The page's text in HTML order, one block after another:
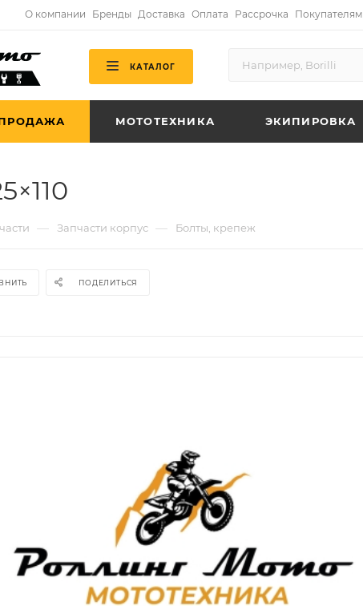
О компании Бренды Доставка Оплата Рассрочка Покупателям
КАТАЛОГ
МОТОТЕХНИКА ЭКИПИРОВКА
— Запчасти корпус — Болты, крепеж
ПОДЕЛИТЬСЯ